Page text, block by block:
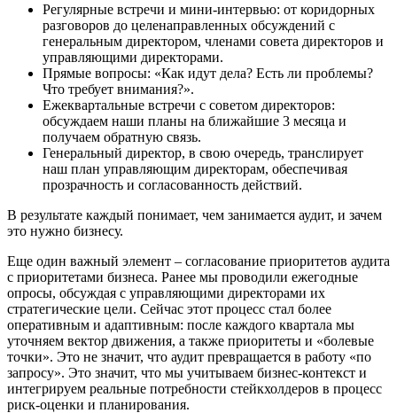
Регулярные встречи и мини-интервью: от коридорных
разговоров до целенаправленных обсуждений с
генеральным директором, членами совета директоров и
управляющими директорами.
Прямые вопросы: «Как идут дела? Есть ли проблемы?
Что требует внимания?».
Ежеквартальные встречи с советом директоров:
обсуждаем наши планы на ближайшие 3 месяца и
получаем обратную связь.
Генеральный директор, в свою очередь, транслирует
наш план управляющим директорам, обеспечивая
прозрачность и согласованность действий.
В результате каждый понимает, чем занимается аудит, и зачем
это нужно бизнесу.
Еще один важный элемент – согласование приоритетов аудита
с приоритетами бизнеса. Ранее мы проводили ежегодные
опросы, обсуждая с управляющими директорами их
стратегические цели. Сейчас этот процесс стал более
оперативным и адаптивным: после каждого квартала мы
уточняем вектор движения, а также приоритеты и «болевые
точки». Это не значит, что аудит превращается в работу «по
запросу». Это значит, что мы учитываем бизнес-контекст и
интегрируем реальные потребности стейкхолдеров в процесс
риск-оценки и планирования.